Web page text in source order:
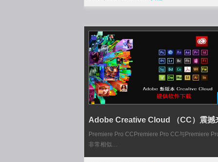
Adobe Creative Cloud （CC）震撼
Premiere Pro CCPremiere Pro CC与Premiere
非常相似…